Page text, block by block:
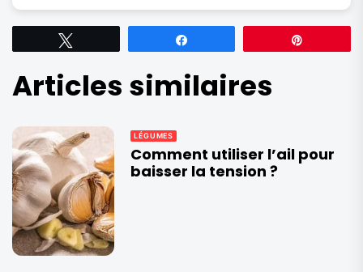
Articles similaires
LÉGUMES
Comment utiliser l’ail pour
baisser la tension ?